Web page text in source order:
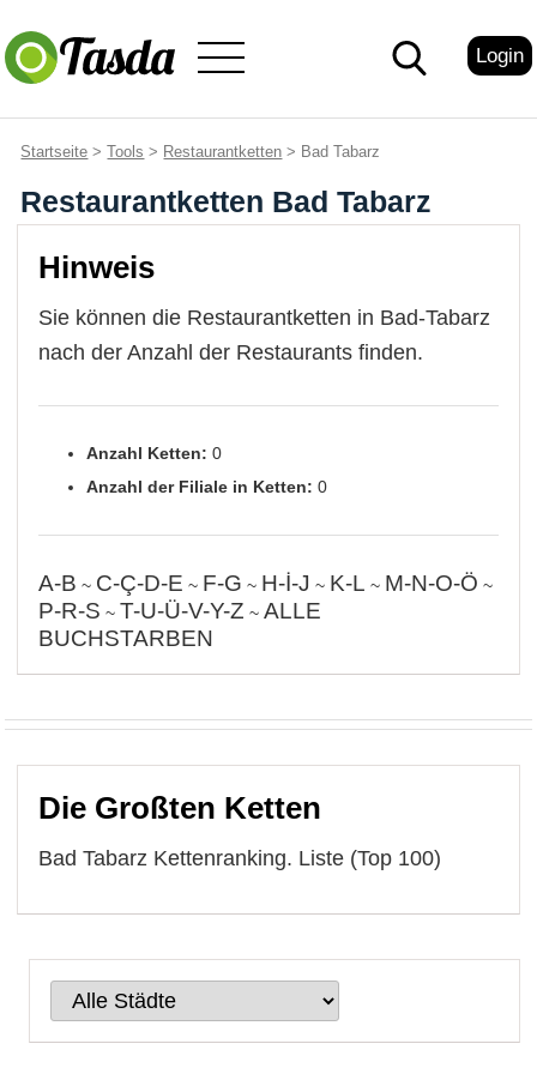
Login
Startseite >Tools > Restaurantketten > Bad Tabarz
Restaurantketten Bad Tabarz
Hinweis
Sie können die Restaurantketten in Bad-Tabarz
nach der Anzahl der Restaurants finden.
Anzahl Ketten: 0
Anzahl der Filiale in Ketten: 0
A-B ~ C-Ç-D-E ~ F-G ~ H-İ-J ~ K-L ~ M-N-O-Ö ~
P-R-S ~ T-U-Ü-V-Y-Z ~ALLE
BUCHSTARBEN
Die Großten Ketten
Bad Tabarz Kettenranking. Liste (Top 100)